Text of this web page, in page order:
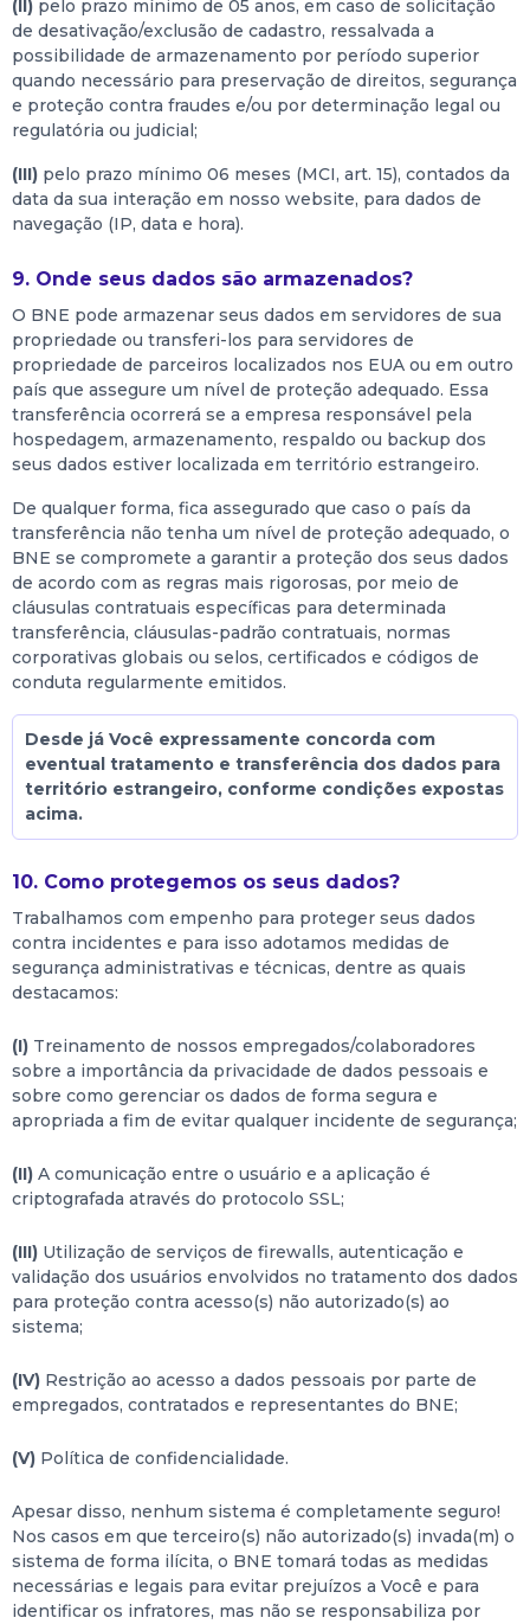
(II) pelo prazo mínimo de 05 anos, em caso de solicitação
de desativação/exclusão de cadastro, ressalvada a
possibilidade de armazenamento por período superior
quando necessário para preservação de direitos, segurança
e proteção contra fraudes e/ou por determinação legal ou
regulatória ou judicial;
(III) pelo prazo mínimo 06 meses (MCI, art. 15), contados da
data da sua interação em nosso website, para dados de
navegação (IP, data e hora).
9. Onde seus dados são armazenados?
O BNE pode armazenar seus dados em servidores de sua
propriedade ou transferi-los para servidores de
propriedade de parceiros localizados nos EUA ou em outro
país que assegure um nível de proteção adequado. Essa
transferência ocorrerá se a empresa responsável pela
hospedagem, armazenamento, respaldo ou backup dos
seus dados estiver localizada em território estrangeiro.
De qualquer forma, fica assegurado que caso o país da
transferência não tenha um nível de proteção adequado, o
BNE se compromete a garantir a proteção dos seus dados
de acordo com as regras mais rigorosas, por meio de
cláusulas contratuais específicas para determinada
transferência, cláusulas-padrão contratuais, normas
corporativas globais ou selos, certificados e códigos de
conduta regularmente emitidos.
Desde já Você expressamente concorda com
eventual tratamento e transferência dos dados para
território estrangeiro, conforme condições expostas
acima.
10. Como protegemos os seus dados?
Trabalhamos com empenho para proteger seus dados
contra incidentes e para isso adotamos medidas de
segurança administrativas e técnicas, dentre as quais
destacamos:
(I) Treinamento de nossos empregados/colaboradores
sobre a importância da privacidade de dados pessoais e
sobre como gerenciar os dados de forma segura e
apropriada a fim de evitar qualquer incidente de segurança;
(II) A comunicação entre o usuário e a aplicação é
criptografada através do protocolo SSL;
(III) Utilização de serviços de firewalls, autenticação e
validação dos usuários envolvidos no tratamento dos dados
para proteção contra acesso(s) não autorizado(s) ao
sistema;
(IV) Restrição ao acesso a dados pessoais por parte de
empregados, contratados e representantes do BNE;
(V) Política de confidencialidade.
Apesar disso, nenhum sistema é completamente seguro!
Nos casos em que terceiro(s) não autorizado(s) invada(m) o
sistema de forma ilícita, o BNE tomará todas as medidas
necessárias e legais para evitar prejuízos a Você e para
identificar os infratores, mas não se responsabiliza por